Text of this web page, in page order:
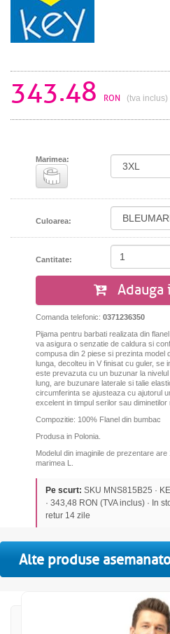
343.48 RON (tva inclus)
Marimea:
Culoarea:
Cantitate:
Adauga
Comanda telefonic: 0371236350
Pijama pentru barbati realizata din
va asigura o senzatie de caldura si
compusa din 2 piese si prezinta model
lunga, decolteu in V finisat cu guler, se
este prevazuta cu un buzunar la
lung, are buzunare laterale si talie
circumferinta se ajusteaza cu ajutorul
excelent in timpul serilor sau diminetilor
Compozitie: 100% Flanel din bumbac
Produsa in Polonia.
Modelul din imaginile de prezentare
marimea L.
Pe scurt: SKU MNS815B25 ·
· 343,48 RON (TVA inclus) · In
retur 14 zile
Alte produse